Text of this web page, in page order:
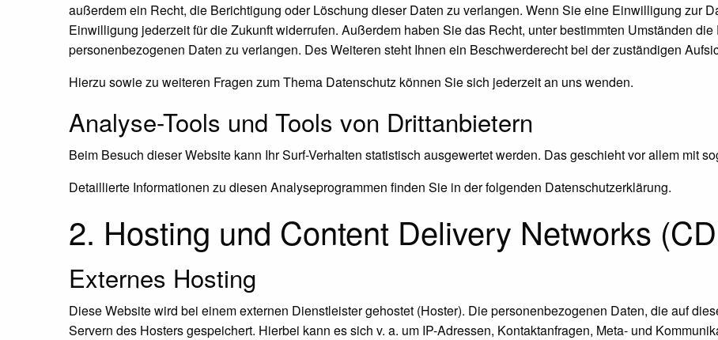
außerdem ein Recht, die Berichtigung oder Löschung dieser Daten zu verlangen. Wenn Sie eine Einwilligung zur
Einwilligung jederzeit für die Zukunft widerrufen. Außerdem haben Sie das Recht, unter bestimmten Umständen
personenbezogenen Daten zu verlangen. Des Weiteren steht Ihnen ein Beschwerderecht bei der zuständigen
Hierzu sowie zu weiteren Fragen zum Thema Datenschutz können Sie sich jederzeit an uns wenden.
Analyse-Tools und Tools von Dritt­anbietern
Beim Besuch dieser Website kann Ihr Surf-Verhalten statistisch ausgewertet werden. Das geschieht vor allem mit
Detaillierte Informationen zu diesen Analyseprogrammen finden Sie in der folgenden Datenschutzerklärung.
2. Hosting und Content Delivery Networks
Externes Hosting
Diese Website wird bei einem externen Dienstleister gehostet (Hoster). Die personenbezogenen Daten, die auf
Servern des Hosters gespeichert. Hierbei kann es sich v. a. um IP-Adressen, Kontaktanfragen, Meta- und